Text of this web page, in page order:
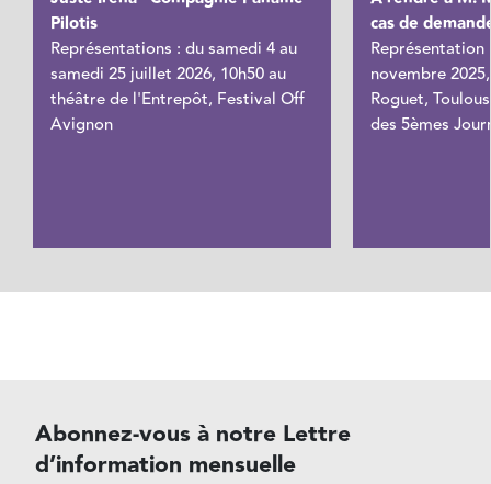
Pilotis
Représentations : du samedi 4 au
samedi 25 juillet 2026, 10h50 au
théâtre de l'Entrepôt, Festival Off
Avignon
cas de
Représentation
novembre
Roguet,
des 5èmes
Abonnez-vous à notre Lettre
d’information mensuelle